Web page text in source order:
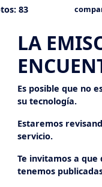
83
LA
Es posible que no
su tecnología.
Estaremos
servicio.
Te invitamos a
tenemos